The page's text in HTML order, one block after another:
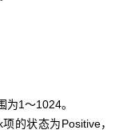
为1～1024。
的状态为Positive，